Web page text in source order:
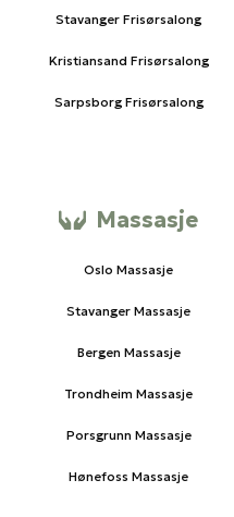
Stavanger Frisørsalong
Kristiansand Frisørsalong
Sarpsborg Frisørsalong
Massasje
Oslo Massasje
Stavanger Massasje
Bergen Massasje
Trondheim Massasje
Porsgrunn Massasje
Hønefoss Massasje